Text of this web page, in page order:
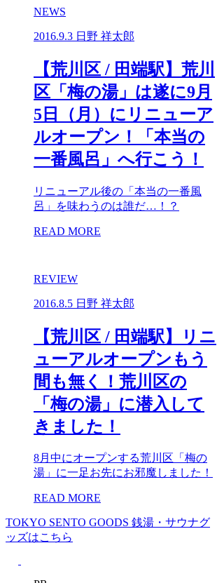
NEWS
2016.9.3 日野 祥太郎
【荒川区 / 田端駅】荒川
区「梅の湯」は遂に9月
5日（月）にリニューア
ルオープン！「本当の
一番風呂」へ行こう！
リニューアル後の「本当の一番風
呂」を味わうのは誰だ…！？
READ MORE
REVIEW
2016.8.5 日野 祥太郎
【荒川区 / 田端駅】リニ
ューアルオープンもう
間も無く！荒川区の
「梅の湯」に潜入して
きました！
8月中にオープンする荒川区「梅の
湯」に一足お先にお邪魔しました！
READ MORE
TOKYO SENTO GOODS 銭湯・サウナグ
ッズはこちら